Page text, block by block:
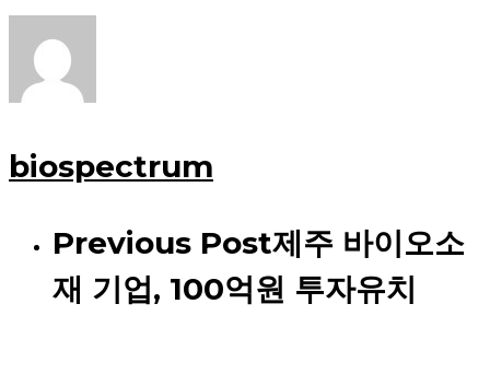
biospectrum
Previous Post제주 바이오소
재 기업, 100억원 투자유치